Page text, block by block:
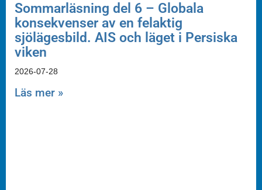
Sommarläsning del 6 – Globala
konsekvenser av en felaktig
sjölägesbild. AIS och läget i Persiska
viken
2026-07-28
Läs mer »